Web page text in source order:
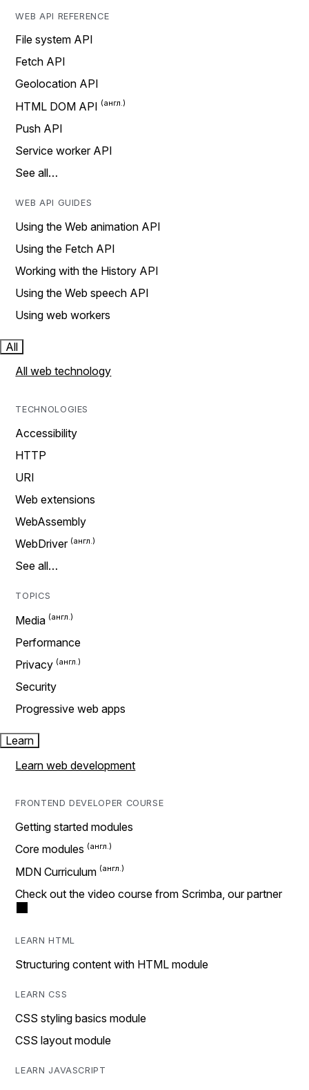
WEB API REFERENCE
File system API
Fetch API
Geolocation API
HTML DOM API
Push API
Service worker API
See all…
WEB API GUIDES
Using the Web animation API
Using the Fetch API
Working with the History API
Using the Web speech API
Using web workers
All
All web technology
TECHNOLOGIES
Accessibility
HTTP
URI
Web extensions
WebAssembly
WebDriver
See all…
TOPICS
Media
Performance
Privacy
Security
Progressive web apps
Learn
Learn web development
FRONTEND DEVELOPER COURSE
Getting started modules
Core modules
MDN Curriculum
Check out the video course from Scrimba, our partner
LEARN HTML
Structuring content with HTML module
LEARN CSS
CSS styling basics module
CSS layout module
LEARN JAVASCRIPT